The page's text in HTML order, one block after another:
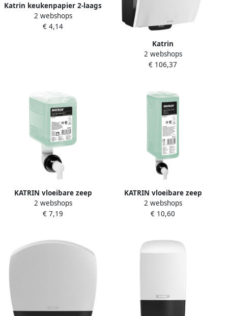
Katrin keukenpapier 2-laags
64 vel per rol pak van 4
rollen
2 webshops
€ 4,14
Katrin
Handdoekroldispenser
systeemrol wit 82094
2 webshops
€ 106,37
KATRIN vloeibare zeep
Green 86542 flacon van 500
ml
2 webshops
€ 7,19
KATRIN vloeibare zeep
Green 86511 flacon van
1000 ml
2 webshops
€ 10,60